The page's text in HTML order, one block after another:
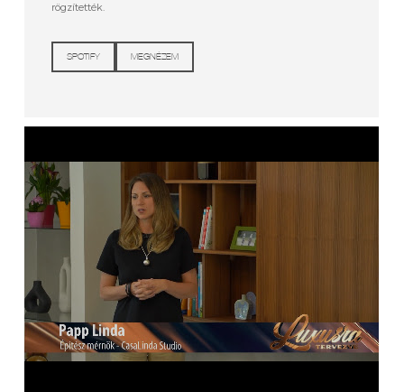
rögzítették.
SPOTIFY MEGNÉZEM